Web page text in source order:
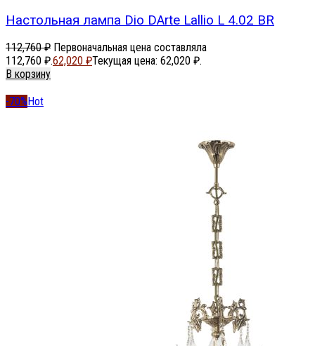
Настольная лампа Dio DArte Lallio L 4.02 BR
112,760₽ Первоначальная цена составляла
112,760 ₽.62,020 ₽Текущая цена: 62,020 ₽.
В корзину
-70% Hot